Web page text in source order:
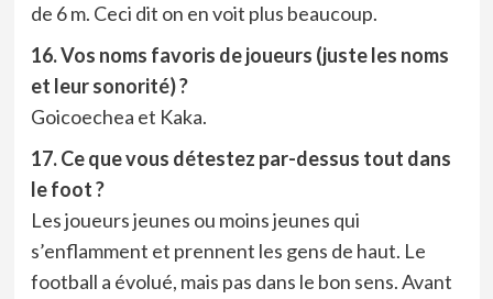
de 6 m. Ceci dit on en voit plus beaucoup.
16. Vos noms favoris de joueurs (juste les noms
et leur sonorité) ?
Goicoechea et Kaka.
17. Ce que vous détestez par-dessus tout dans
le foot ?
Les joueurs jeunes ou moins jeunes qui
s’enflamment et prennent les gens de haut. Le
football a évolué, mais pas dans le bon sens. Avant